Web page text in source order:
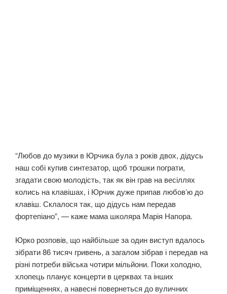
“Любов до музики в Юрчика була з років двох, дідусь
наш собі купив синтезатор, щоб трошки пограти,
згадати свою молодість, так як він грав на весіллях
колись на клавішах, і Юрчик дуже припав любов’ю до
клавіш. Склалося так, що дідусь нам передав
фортепіано”, — каже мама школяра Марія Напора.
Юрко розповів, що найбільше за один виступ вдалось
зібрати 86 тисяч гривень, а загалом зібрав і передав на
різні потреби війська чотири мільйони. Поки холодно,
хлопець планує концерти в церквах та інших
приміщеннях, а навесні повернеться до вуличних